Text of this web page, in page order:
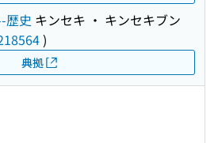
歴史 キンセキ ・ キンセキブン
)
典拠